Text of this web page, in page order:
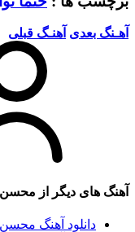
آهـنگ بعدی آهنـگ قبلی
آهنگ های دیگر از محسن
دانلود آهنگ